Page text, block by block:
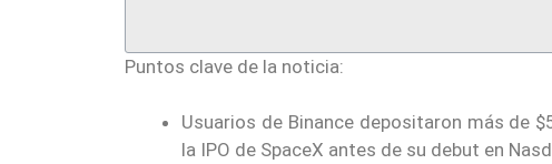
Puntos clave de la noticia:
Usuarios de Binance depositaron más de
la IPO de SpaceX antes de su debut en